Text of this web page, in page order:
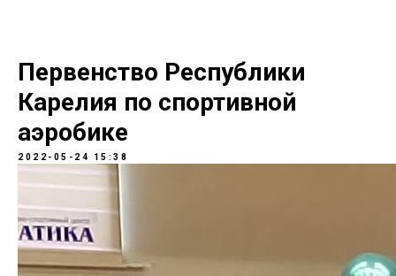
Первенство Республики
Карелия по спортивной
аэробике
2022-05-24 15:38